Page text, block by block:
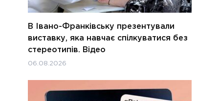
В Івано-Франківську презентували
виставку, яка навчає спілкуватися без
стереотипів. Відео
06.08.2026